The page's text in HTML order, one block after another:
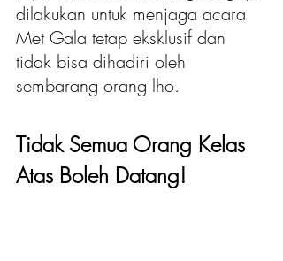
dilakukan untuk menjaga acara
Met Gala tetap eksklusif dan
tidak bisa dihadiri oleh
sembarang orang lho.
Tidak Semua Orang Kelas
Atas Boleh Datang!